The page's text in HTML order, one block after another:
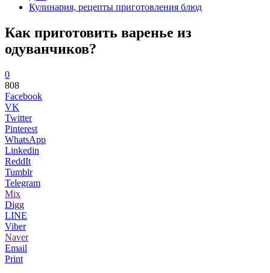
Кулинария, рецепты приготовления блюд
Как приготовить варенье из
одуванчиков?
0
808
Facebook
VK
Twitter
Pinterest
WhatsApp
Linkedin
ReddIt
Tumblr
Telegram
Mix
Digg
LINE
Viber
Naver
Email
Print